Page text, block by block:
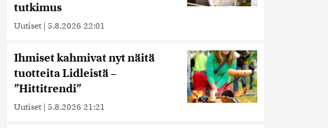
tutkimus
Uutiset | 5.8.2026 22:01
Ihmiset kahmivat nyt näitä
tuotteita Lidleistä –
”Hittitrendi”
Uutiset | 5.8.2026 21:21